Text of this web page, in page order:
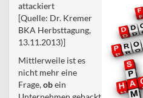
attackiert
[Quelle: Dr. Kremer
BKA Herbsttagung,
13.11.2013)]
Mittlerweile ist es
nicht mehr eine
Frage,obein